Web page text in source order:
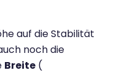
auf die Stabilität
noch die
Breite (